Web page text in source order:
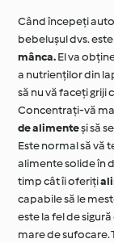
Când începeți
bebelușul dvs.
mânca.El va
a nutrienților din
să nu vă faceți griji
Concentrați-vă
de alimenteși să
Este normal să vă
alimente solide în
timp cât îi oferiți
capabile să le
este la fel de
mare de sufocare.